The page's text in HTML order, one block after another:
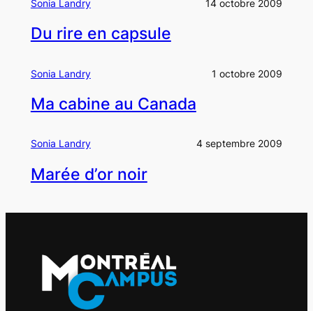
Sonia Landry 14 octobre 2009
Du rire en capsule
Sonia Landry 1 octobre 2009
Ma cabine au Canada
Sonia Landry 4 septembre 2009
Marée d’or noir